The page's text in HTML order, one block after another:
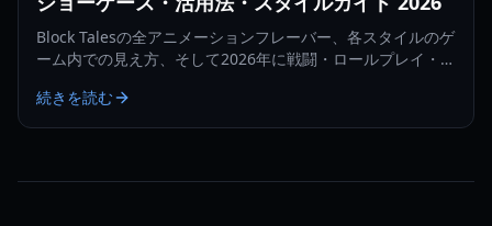
Block Talesの全アニメーションフレーバー、各スタイルのゲ
ーム内での見え方、そして2026年に戦闘・ロールプレイ・ソ
う。
続きを読む